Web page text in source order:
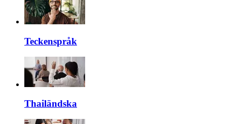
Teckenspråk
Thailändska